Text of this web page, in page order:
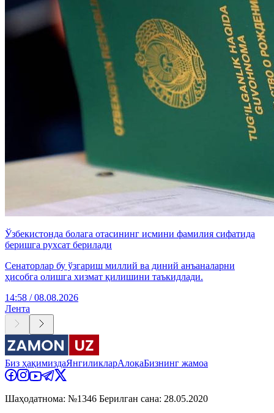
Ўзбекистонда болага отасининг исмини фамилия сифатида
беришга рухсат берилади
Сенаторлар бу ўзгариш миллий ва диний анъаналарни
ҳисобга олишга хизмат қилишини таъкидлади.
14:58 / 08.08.2026
Лента
Биз ҳақимиздаЯнгиликларАлоқаБизнинг жамоа
Шаҳодатнома: №1346 Берилган сана: 28.05.2020